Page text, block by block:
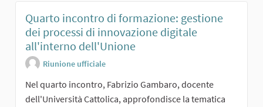
Quarto incontro di formazione: gestione
dei processi di innovazione digitale
all'interno dell'Unione
Riunione ufficiale
Nel quarto incontro, Fabrizio Gambaro, docente
dell'Università Cattolica, approfondisce la tematica